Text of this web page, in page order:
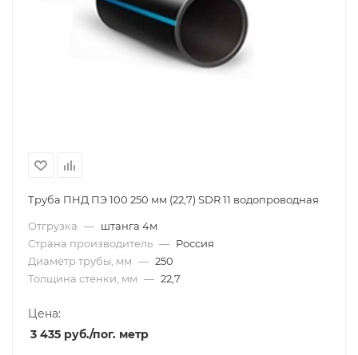
Труба ПНД ПЭ 100 250 мм (22,7) SDR 11 водопроводная
Отгрузка — штанга 4м
Страна производитель — Россия
Диаметр трубы, мм — 250
Толщина стенки, мм — 22,7
Цена:
3 435 руб./пог. метр